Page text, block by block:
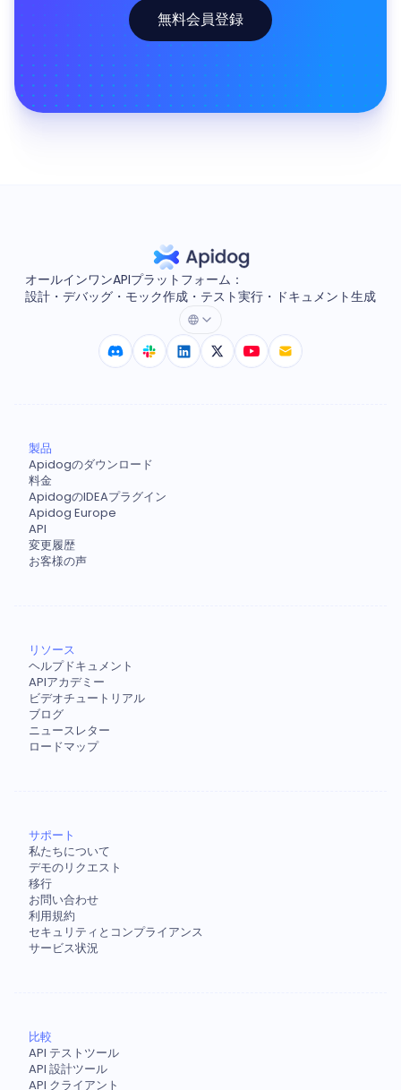
無料会員登録
オールインワンAPIプラットフォーム：
設計・デバッグ・モック作成・テスト実行・ドキュメント生成
製品
Apidogのダウンロード
料金
ApidogのIDEAプラグイン
Apidog Europe
API
変更履歴
お客様の声
リソース
ヘルプドキュメント
APIアカデミー
ビデオチュートリアル
ブログ
ニュースレター
ロードマップ
サポート
私たちについて
デモのリクエスト
移行
お問い合わせ
利用規約
セキュリティとコンプライアンス
サービス状況
比較
API テストツール
API 設計ツール
API クライアント